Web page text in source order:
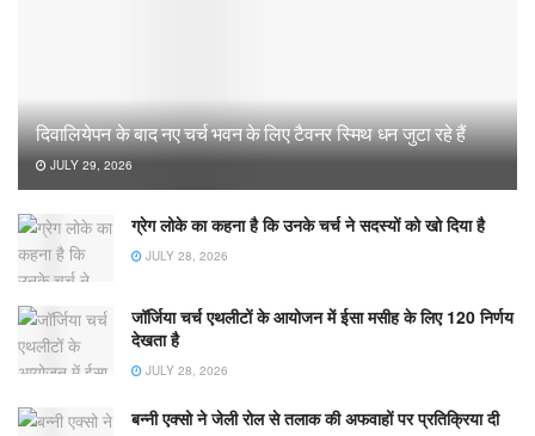
दिवालियेपन के बाद नए चर्च भवन के लिए टैवनर स्मिथ धन जुटा रहे हैं
JULY 29, 2026
ग्रेग लोके का कहना है कि उनके चर्च ने सदस्यों को खो दिया है
JULY 28, 2026
जॉर्जिया चर्च एथलीटों के आयोजन में ईसा मसीह के लिए 120 निर्णय
देखता है
JULY 28, 2026
बन्नी एक्सो ने जेली रोल से तलाक की अफवाहों पर प्रतिक्रिया दी